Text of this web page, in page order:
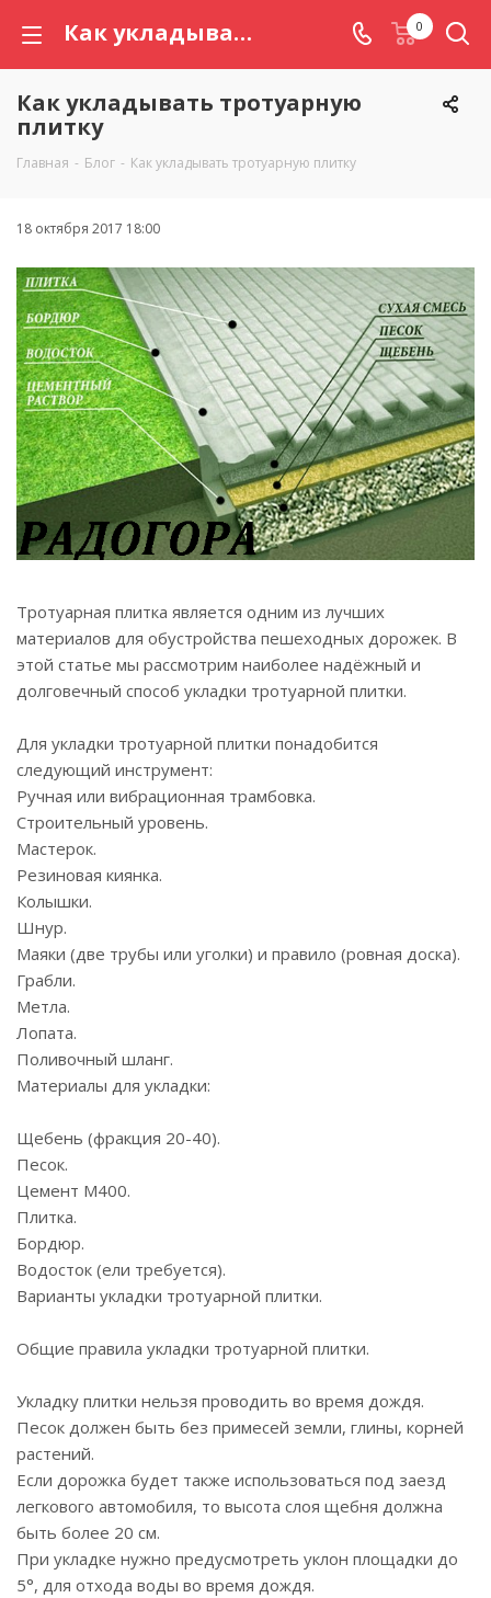
Как укладывать тротуарную плитку 0
Как укладывать тротуарную
плитку
Главная - Блог - Как укладывать тротуарную плитку
18 октября 2017 18:00
Тротуарная плитка является одним из лучших
материалов для обустройства пешеходных дорожек. В
этой статье мы рассмотрим наиболее надёжный и
долговечный способ укладки тротуарной плитки.
Для укладки тротуарной плитки понадобится
следующий инструмент:
Ручная или вибрационная трамбовка.
Строительный уровень.
Мастерок.
Резиновая киянка.
Колышки.
Шнур.
Маяки (две трубы или уголки) и правило (ровная доска).
Грабли.
Метла.
Лопата.
Поливочный шланг.
Материалы для укладки:
Щебень (фракция 20-40).
Песок.
Цемент М400.
Плитка.
Бордюр.
Водосток (ели требуется).
Варианты укладки тротуарной плитки.
Общие правила укладки тротуарной плитки.
Укладку плитки нельзя проводить во время дождя.
Песок должен быть без примесей земли, глины, корней
растений.
Если дорожка будет также использоваться под заезд
легкового автомобиля, то высота слоя щебня должна
быть более 20 см.
При укладке нужно предусмотреть уклон площадки до
5°, для отхода воды во время дождя.